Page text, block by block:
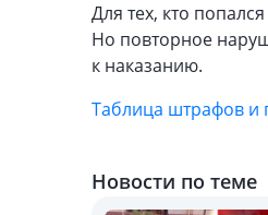
Для тех, кто
Но повторное
к наказанию.
Таблица штрафов и
Новости по теме